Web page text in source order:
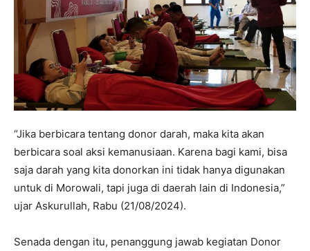
“Jika berbicara tentang donor darah, maka kita akan
berbicara soal aksi kemanusiaan. Karena bagi kami, bisa
saja darah yang kita donorkan ini tidak hanya digunakan
untuk di Morowali, tapi juga di daerah lain di Indonesia,”
ujar Askurullah, Rabu (21/08/2024).
Senada dengan itu, penanggung jawab kegiatan Donor